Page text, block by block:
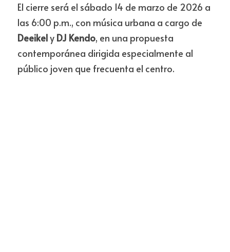
El cierre será el sábado 14 de marzo de 2026 a
Deeikel y DJ Kendo, en una propuesta
contemporánea dirigida especialmente al
público joven que frecuenta el centro.